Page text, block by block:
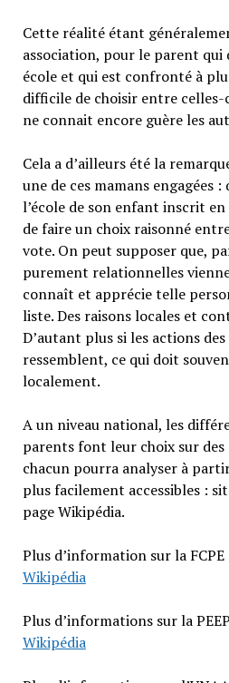
Cette réalité étant
association, pour le parent qui
école et qui est confronté à
difficile de choisir entre celles-
ne connait encore guère les
Cela a d’ailleurs été la
une de ces mamans engagées
l’école de son enfant inscrit
de faire un choix raisonné
vote. On peut supposer que,
purement relationnelles
connaît et apprécie telle
liste. Des raisons locales et
D’autant plus si les actions
ressemblent, ce qui doit
localement.
A un niveau national, les
parents font leur choix sur
chacun pourra analyser à
plus facilement accessibles :
page Wikipédia.
Plus d’information sur la FCPE
Wikipédia
Plus d’informations sur la
Wikipédia